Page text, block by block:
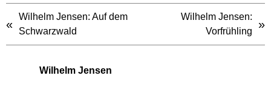
«
Wilhelm Jensen: Auf dem
Schwarzwald
Wilhelm Jensen:
Vorfrühling
»
Wilhelm Jensen